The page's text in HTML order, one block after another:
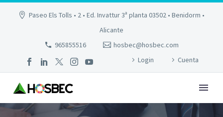
Paseo Els Tolls • 2 • Ed. Invattur 3ª planta 03502 • Benidorm •
Alicante
965855516
hosbec@hosbec.com
Login
Cuenta